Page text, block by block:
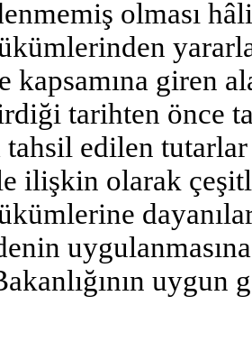
olması
kapsamına giren
tarihten önce
edilen
ilişkin olarak
uygun